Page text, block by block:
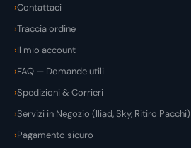
Contattaci
Traccia ordine
Il mio account
FAQ — Domande utili
Spedizioni & Corrieri
Servizi in Negozio (Iliad, Sky, Ritiro Pacchi)
Pagamento sicuro